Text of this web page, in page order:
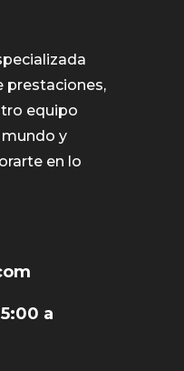
prestaciones,
equipo
mundo y
en lo
a